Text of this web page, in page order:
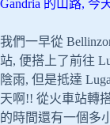
Gandria 的山路, 今
我們一早從
站, 便搭上了前往
陰雨, 但是抵達
天啊!! 從火車站轉
的時間還有一個多